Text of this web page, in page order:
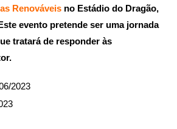
Renováveis no Estádio do Dragão,
evento pretende ser uma jornada
tratará de responder às
2023